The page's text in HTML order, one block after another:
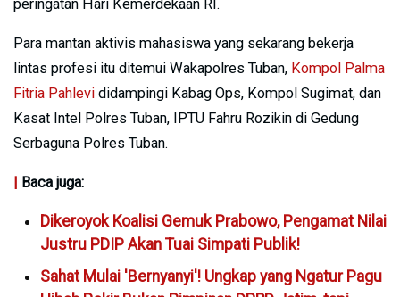
peringatan Hari Kemerdekaan RI.
Para mantan aktivis mahasiswa yang sekarang bekerja
lintas profesi itu ditemui Wakapolres Tuban, Kompol Palma
Fitria Pahlevi didampingi Kabag Ops, Kompol Sugimat, dan
Kasat Intel Polres Tuban, IPTU Fahru Rozikin di Gedung
Serbaguna Polres Tuban.
Baca juga:
Dikeroyok Koalisi Gemuk Prabowo, Pengamat Nilai
Justru PDIP Akan Tuai Simpati Publik!
Sahat Mulai 'Bernyanyi'! Ungkap yang Ngatur Pagu